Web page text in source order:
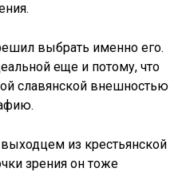
выбрать именно его.
еще и потому, что
славянской внешностью
из крестьянской
зрения он тоже